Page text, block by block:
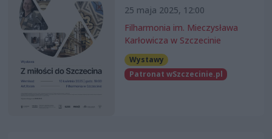
25 maja 2025, 12:00
Filharmonia im. Mieczysława
Karłowicza w Szczecinie
Wystawy
Patronat wSzczecinie.pl